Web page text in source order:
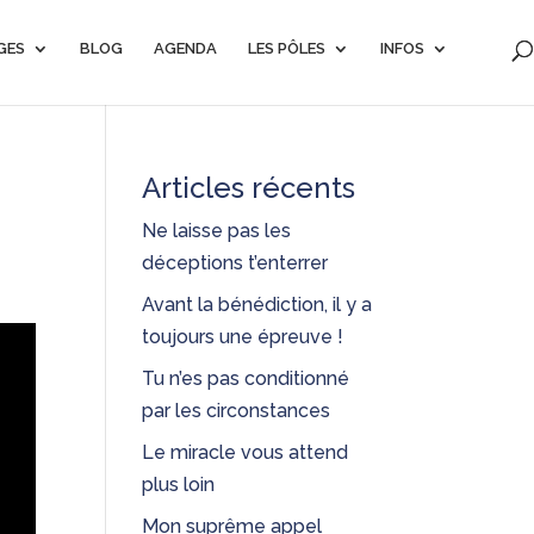
BLOG AGENDA LES PÔLES INFOS
Articles récents
Ne laisse pas les
déceptions t’enterrer
Avant la bénédiction, il y a
toujours une épreuve !
Tu n’es pas conditionné
par les circonstances
Le miracle vous attend
plus loin
Mon suprême appel